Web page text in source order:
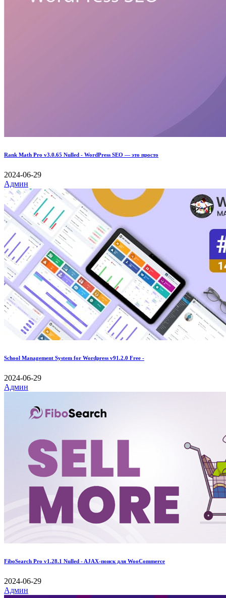
Rank Math Pro v3.0.65 Nulled - WordPress SEO — это просто
2024-06-29
Админ
School Management System for Wordpress v91.2.0 Free -
2024-06-29
Админ
FiboSearch Pro v1.28.1 Nulled - AJAX-поиск для WooCommerce
2024-06-29
Админ